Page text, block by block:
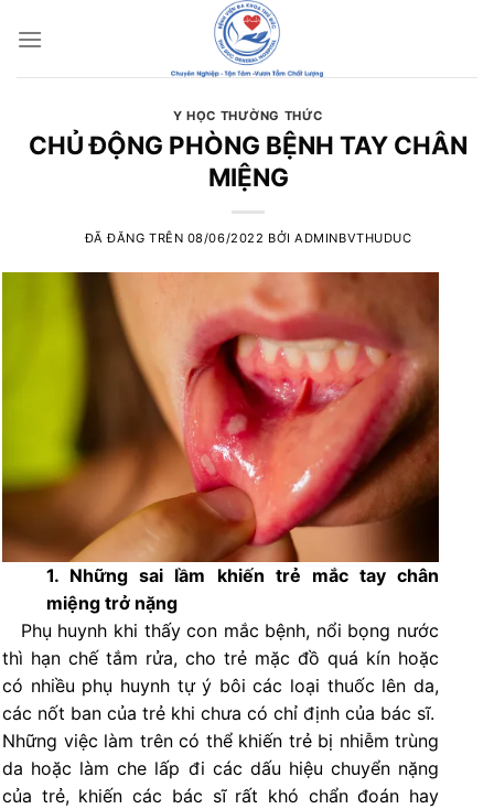
đến
Y HỌC THƯỜNG THỨC
CHỦ ĐỘNG PHÒNG BỆNH TAY CHÂN
MIỆNG
ĐÃ ĐĂNG TRÊN 08/06/2022 BỞIADMINBVTHUDUC
1. Những sai lầm khiến trẻ mắc tay chân
miệng trở nặng
Phụ huynh khi thấy con mắc bệnh, nổi bọng nước
thì hạn chế tắm rửa, cho trẻ mặc đồ quá kín hoặc
có nhiều phụ huynh tự ý bôi các loại thuốc lên da,
các nốt ban của trẻ khi chưa có chỉ định của bác sĩ.
Những việc làm trên có thể khiến trẻ bị nhiễm trùng
da hoặc làm che lấp đi các dấu hiệu chuyển nặng
của trẻ, khiến các bác sĩ rất khó chẩn đoán hay